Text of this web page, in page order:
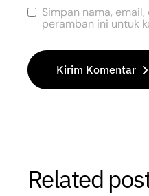
Simpan nama,
peramban ini untuk
Kirim Komentar
Related